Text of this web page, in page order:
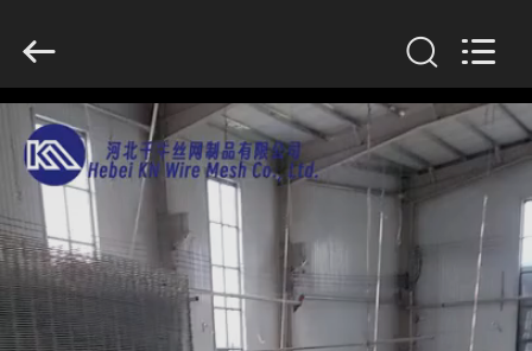
HEIM
PRODUKTE
ÜBER
UNS
Ltd..
Rights
Reserved.